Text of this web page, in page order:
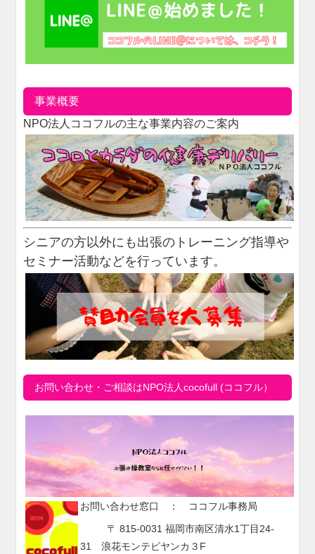
事業概要
NPO法人ココフルの主な事業内容のご案内
シニアの方以外にも出張のトレーニング指導や
セミナー活動などを行っています。
お問い合わせ・ご相談はNPO法人cocofull (ココフル）
お問い合わせ窓口 ： ココフル事務局
〒 815-0031 福岡市南区清水1丁目24-
31 浪花モンテビヤンカ３F